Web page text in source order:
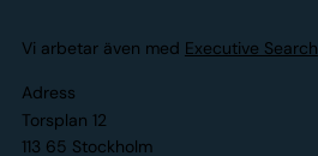
Vi arbetar även med Executive Search
Adress
Torsplan 12
113 65 Stockholm